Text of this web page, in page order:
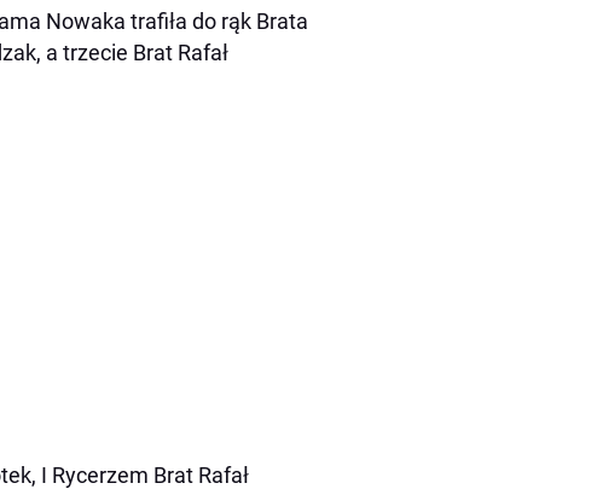
Nowaka trafiła do rąk Brata
a trzecie Brat Rafał
I Rycerzem Brat Rafał